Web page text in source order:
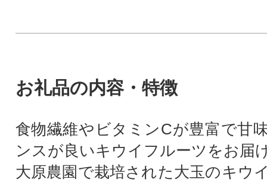
お礼品の内容・特徴
食物繊維やビタミンCが豊富で甘
ンスが良いキウイフルーツをお届
大原農園で栽培された大玉のキウ